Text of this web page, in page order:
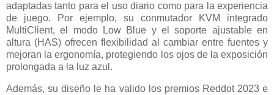
adaptadas tanto para el uso diario como para la experiencia
de juego. Por ejemplo, su conmutador KVM integrado
MultiClient, el modo Low Blue y el soporte ajustable en
altura (HAS) ofrecen flexibilidad al cambiar entre fuentes y
mejoran la ergonomía, protegiendo los ojos de la exposición
prolongada a la luz azul.
Además, su diseño le ha valido los premios Reddot 2023 e